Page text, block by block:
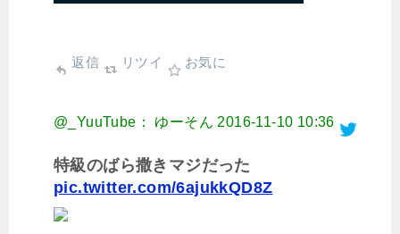
返信 リツイ お気に
@_YuuTube： ゆーそん 2016-11-10 10:36
特級のばら撒きマジだった
pic.twitter.com/6ajukkQD8Z